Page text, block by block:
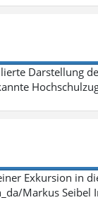
Darstellung
Exkursion in
Markus Seibel